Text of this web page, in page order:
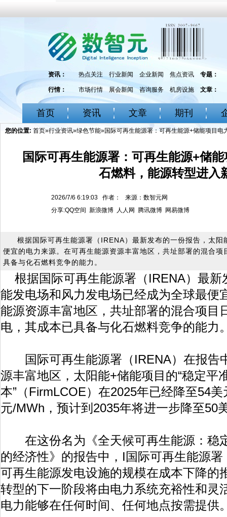
资讯： 热点关注 行业新闻 企业新闻 焦点资讯 专题：
行情： 市场行情 展会新闻 咨询服务 机房设施 文章：
首页 资讯 文章 期刊
您的位置: 首页»行业资讯»绿色节能»国际可再生能源署：可再生能源+储能项目
国际可再生能源署：可再生能源+储
石燃料，能源转型进入
2026/7/6 6:19:03 作者： 来源：数智元网
分享:QQ空间 新浪微博 人人网 腾讯微博 网易微博
根据国际可再生能源署（IRENA）最新发布的一份报告，太
便宜的电力来源。在可再生能源资源丰富地区，共址部署的混合
具备与化石燃料竞争的能力。
根据国际可再生能源署（IRENA）最
能发电场和风力发电场已经成为全球最便
能源资源丰富地区，共址部署的混合项目
电，其成本已具备与化石燃料竞争的能力
国际可再生能源署（IRENA）在报告
源丰富地区，太阳能+储能项目的“稳定平
本”（FirmLCOE）在2025年已经降至54
元/MWh，预计到2035年将进一步降至50
在这份名为《全天候可再生能源：稳
的经济性》的报告中，I国际可再生能源
可再生能源发电设施的规模在成本下降的
转型的下一阶段将由电力系统充裕性和
电力能够在任何时间、任何地点按需提供